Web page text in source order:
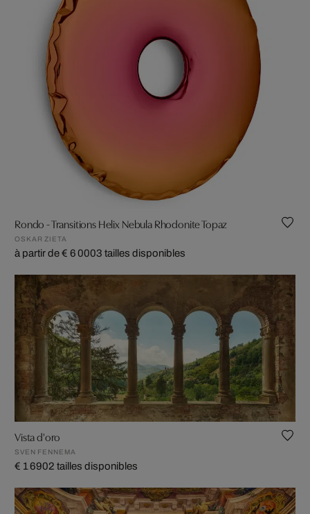
Rondo - Transitions Helix Nebula Rhodonite Topaz
OSKAR ZIETA
à partir de € 6 0003 tailles disponibles
Vista d'oro
SVEN FENNEMA
€ 1 6902 tailles disponibles